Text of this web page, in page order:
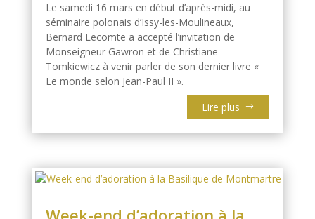
Le samedi 16 mars en début d’après-midi, au
séminaire polonais d’Issy-les-Moulineaux,
Bernard Lecomte a accepté l’invitation de
Monseigneur Gawron et de Christiane
Tomkiewicz à venir parler de son dernier livre «
Le monde selon Jean-Paul II ».
Lire plus
Week-end d’adoration à la